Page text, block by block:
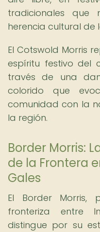
tradicionales que
herencia cultural de
El Cotswold Morris
espíritu festivo del
través de una
colorido que
comunidad con la
la región.
Border Morris:
de la Frontera
Gales
El Border Morris,
fronteriza entre
distingue por su